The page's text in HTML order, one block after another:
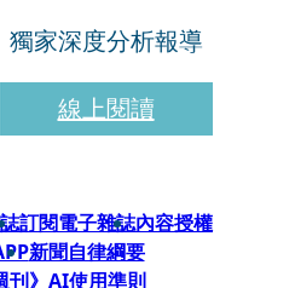
獨家深度分析報導
線上閱讀
訂閱電子雜誌內容授權
新聞自律綱要
刊》AI使用準則